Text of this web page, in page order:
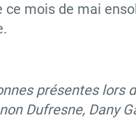
ce mois de mai
présentes lors
Dufresne, Dany